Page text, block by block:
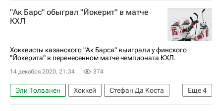
Сиэтл Кракен
Баффало Сейбрз
Мартин Джонс
"Ак Барс" обыграл "Йокерит" в матче
КХЛ
Хоккеисты казанского "Ак Барса" выиграли у финского
"Йокерита" в перенесенном матче чемпионата КХЛ.
14 декабря 2020, 21:34 374
Еще4
Эли Толванен Хоккей
Стефан Да Коста
Кирилл Петров
КХЛ 2025-2026
Йокерит